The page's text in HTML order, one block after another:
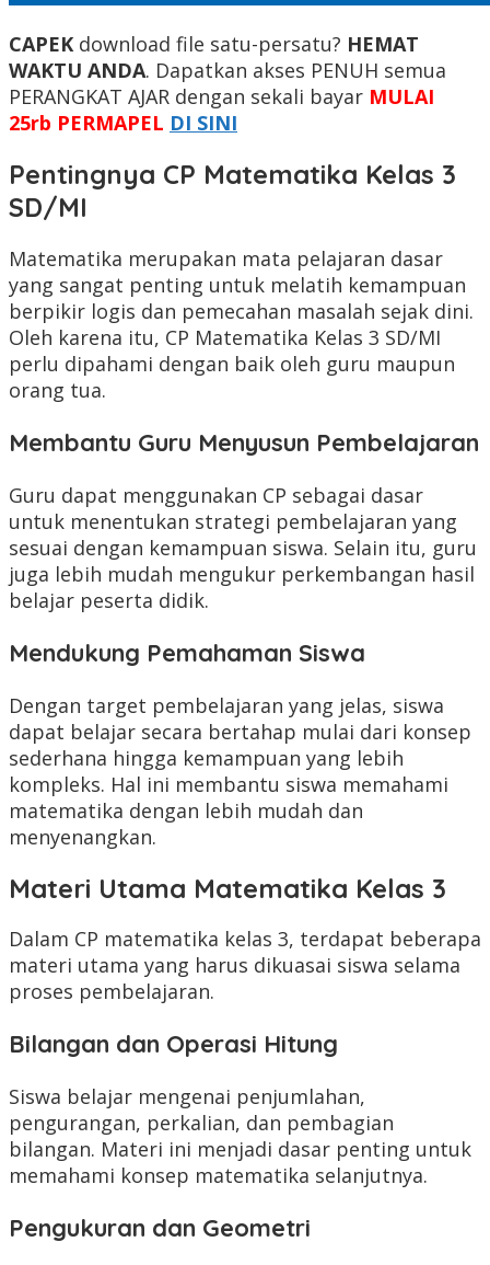
CAPEK download file satu-persatu? HEMAT
WAKTU ANDA. Dapatkan akses PENUH semua
PERANGKAT AJAR dengan sekali bayar MULAI
25rb PERMAPEL DI SINI
Pentingnya CP Matematika Kelas 3
SD/MI
Matematika merupakan mata pelajaran dasar
yang sangat penting untuk melatih kemampuan
berpikir logis dan pemecahan masalah sejak dini.
Oleh karena itu, CP Matematika Kelas 3 SD/MI
perlu dipahami dengan baik oleh guru maupun
orang tua.
Membantu Guru Menyusun Pembelajaran
Guru dapat menggunakan CP sebagai dasar
untuk menentukan strategi pembelajaran yang
sesuai dengan kemampuan siswa. Selain itu, guru
juga lebih mudah mengukur perkembangan hasil
belajar peserta didik.
Mendukung Pemahaman Siswa
Dengan target pembelajaran yang jelas, siswa
dapat belajar secara bertahap mulai dari konsep
sederhana hingga kemampuan yang lebih
kompleks. Hal ini membantu siswa memahami
matematika dengan lebih mudah dan
menyenangkan.
Materi Utama Matematika Kelas 3
Dalam CP matematika kelas 3, terdapat beberapa
materi utama yang harus dikuasai siswa selama
proses pembelajaran.
Bilangan dan Operasi Hitung
Siswa belajar mengenai penjumlahan,
pengurangan, perkalian, dan pembagian
bilangan. Materi ini menjadi dasar penting untuk
memahami konsep matematika selanjutnya.
Pengukuran dan Geometri